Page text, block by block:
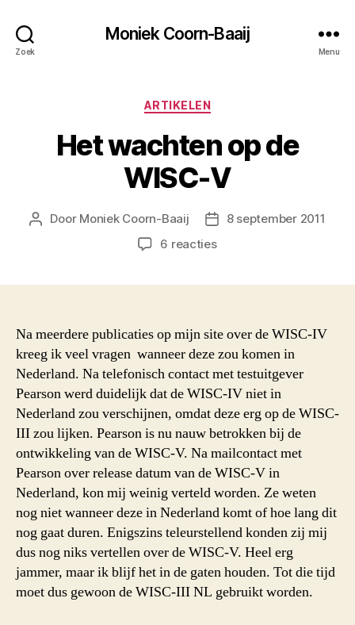
Zoek
Moniek Coorn-Baaij
Menu
Categorieën
ARTIKELEN
Het wachten op de
WISC-V
Berichtauteur
Door Moniek Coorn-Baaij Berichtdatum
8 september 2011
6 reactiesop
WISC-
Na meerdere publicaties op mijn site over de WISC-IV
kreeg ik veel vragen wanneer deze zou komen in
Nederland. Na telefonisch contact met testuitgever
Pearson werd duidelijk dat de WISC-IV niet in
Nederland zou verschijnen, omdat deze erg op de WISC-
III zou lijken. Pearson is nu nauw betrokken bij de
ontwikkeling van de WISC-V. Na mailcontact met
Pearson over release datum van de WISC-V in
Nederland, kon mij weinig verteld worden. Ze weten
nog niet wanneer deze in Nederland komt of hoe lang dit
nog gaat duren. Enigszins teleurstellend konden zij mij
dus nog niks vertellen over de WISC-V. Heel erg
jammer, maar ik blijf het in de gaten houden. Tot die tijd
moet dus gewoon de WISC-III NL gebruikt worden.